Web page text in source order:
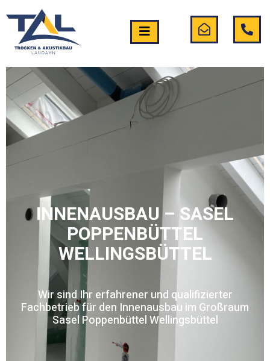
INNENAUSBAU – SASEL
POPPENBÜTTEL
WELLINGSBÜTTEL
Wir sind Ihr erfahrener und qualifizierter
Fachbetrieb für den Innenausbau im Großraum
Sasel Poppenbüttel Wellingsbüttel